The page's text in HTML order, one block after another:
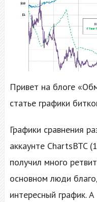
Привет на блоге
статье графики
Графики сравнения
аккаунте ChartsBTC
получил много
основном люди
интересный график.